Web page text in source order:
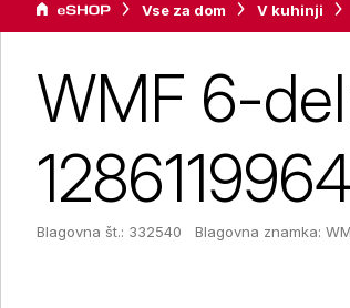
Vse za dom V kuhinji
WMF 6-
1286119964
Blagovna št.: 332540 Blagovna znamka: